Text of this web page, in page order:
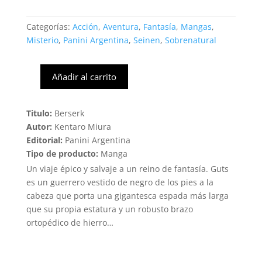
Categorías: Acción, Aventura, Fantasía, Mangas,
Misterio, Panini Argentina, Seinen, Sobrenatural
Berserk
(Panini)
cantidad
Añadir al carrito
Titulo: Berserk
Autor: Kentaro Miura
Editorial: Panini Argentina
Tipo de producto: Manga
Un viaje épico y salvaje a un reino de fantasía. Guts
es un guerrero vestido de negro de los pies a la
cabeza que porta una gigantesca espada más larga
que su propia estatura y un robusto brazo
ortopédico de hierro…